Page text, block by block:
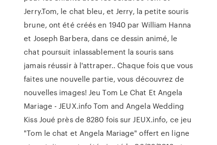
Jerry.Tom, le chat bleu, et Jerry, la petite souris
brune, ont été créés en 1940 par William Hanna
et Joseph Barbera, dans ce dessin animé, le
chat poursuit inlassablement la souris sans
jamais réussir à l'attraper.. Chaque fois que vous
faites une nouvelle partie, vous découvrez de
nouvelles images! Jeu Tom Le Chat Et Angela
Mariage - JEUX.info Tom and Angela Wedding
Kiss Joué près de 8280 fois sur JEUX.info, ce jeu
"Tom le chat et Angela Mariage" offert en ligne